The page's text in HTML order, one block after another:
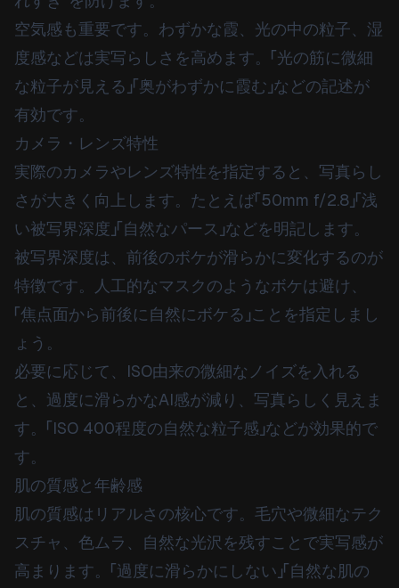
空気感も重要です。わずかな霞、光の中の粒子、湿
度感などは実写らしさを高めます。「光の筋に微細
な粒子が見える」「奥がわずかに霞む」などの記述が
有効です。
カメラ・レンズ特性
実際のカメラやレンズ特性を指定すると、写真らし
さが大きく向上します。たとえば「50mm f/2.8」「浅
い被写界深度」「自然なパース」などを明記します。
被写界深度は、前後のボケが滑らかに変化するのが
特徴です。人工的なマスクのようなボケは避け、
「焦点面から前後に自然にボケる」ことを指定しまし
ょう。
必要に応じて、ISO由来の微細なノイズを入れる
と、過度に滑らかなAI感が減り、写真らしく見えま
す。「ISO 400程度の自然な粒子感」などが効果的で
す。
肌の質感と年齢感
肌の質感はリアルさの核心です。毛穴や微細なテク
スチャ、色ムラ、自然な光沢を残すことで実写感が
高まります。「過度に滑らかにしない」「自然な肌の